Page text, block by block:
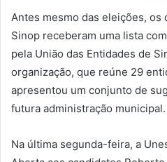
Antes mesmo das eleições, os
Sinop receberam uma lista
pela União das Entidades de
organização, que reúne 29
apresentou um conjunto de
futura administração municipal.
Na última segunda-feira, a